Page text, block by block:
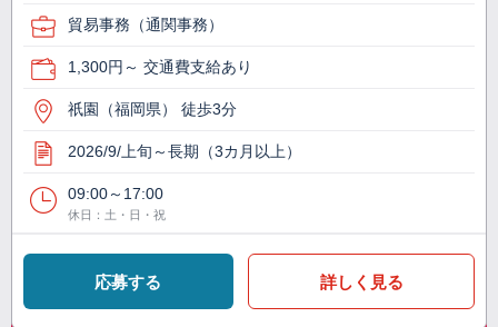
貿易事務（通関事務）
1,300円～ 交通費支給あり
祇園（福岡県） 徒歩3分
2026/9/上旬～長期（3カ月以上）
09:00～17:00
休日：土・日・祝
応募する 詳しく見る